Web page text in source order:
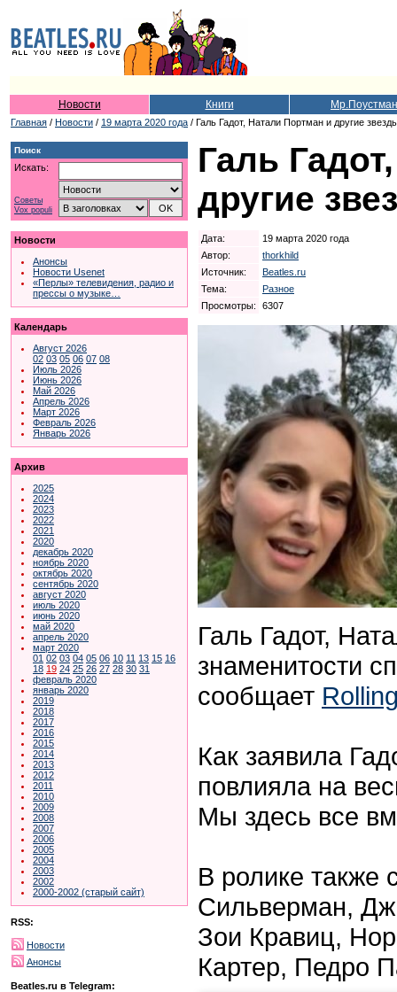
Новости Книги Мр.Поустман
Главная / Новости / 19 марта 2020 года / Галь Гадот, Натали Портман и другие
Поиск
Искать:
Советы
Vox populi
Новости
Анонсы
Новости Usenet
«Перлы» телевидения, радио и
прессы о музыке…
Календарь
Август 2026
02 03 05 06 07 08
Июль 2026
Июнь 2026
Май 2026
Апрель 2026
Март 2026
Февраль 2026
Январь 2026
Архив
2025
2024
2023
2022
2021
2020
декабрь 2020
ноябрь 2020
октябрь 2020
сентябрь 2020
август 2020
июль 2020
июнь 2020
май 2020
апрель 2020
март 2020
01 02 03 04 05 06 10 11 13 15 16
18 19 24 25 26 27 28 30 31
февраль 2020
январь 2020
2019
2018
2017
2016
2015
2014
2013
2012
2011
2010
2009
2008
2007
2006
2005
2004
2003
2002
2000-2002 (старый сайт)
RSS:
Новости
Анонсы
Beatles.ru в Telegram:
Галь
другие
Дата:
19 марта 2020 года
Автор:
thorkhild
Источник:
Beatles.ru
Тема:
Разное
Просмотры:
6307
Галь Гадот,
знаменитости
сообщает
Как заявила
повлияла на
Мы здесь все
В ролике также
Сильверман,
Зои Кравиц,
Картер, Педро